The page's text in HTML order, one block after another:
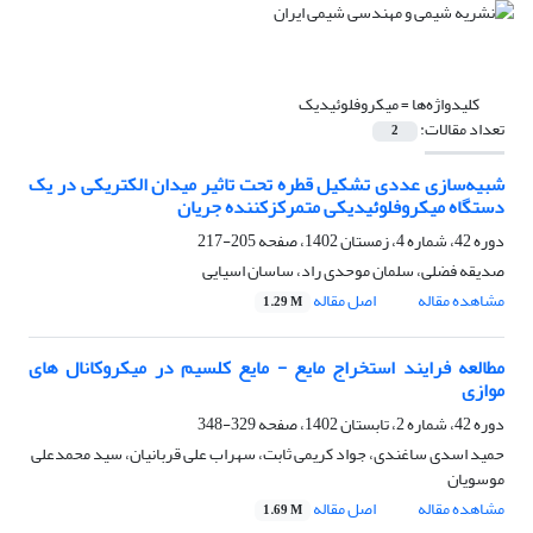
کلیدواژه‌ها =میکروفلوئیدیک
تعداد مقالات: 2
شبیه‌سازی عددی تشکیل قطره تحت تاثیر میدان الکتریکی در یک
دستگاه میکروفلوئیدیکی متمرکزکننده جریان
دوره 42، شماره 4، زمستان 1402، صفحه
205-217
صدیقه فضلی، سلمان موحدی راد، ساسان اسیایی
مشاهده مقاله
اصل مقاله 1.29 M
مطالعه‌ فرایند استخراج مایع - مایع کلسیم در میکروکانال های
موازی
دوره 42، شماره 2، تابستان 1402، صفحه
329-348
حمید اسدی ساغندی، جواد کریمی ثابت، سهراب علی قربانیان، سید محمدعلی
موسویان
مشاهده مقاله
اصل مقاله 1.69 M